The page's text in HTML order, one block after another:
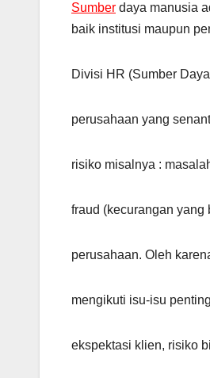
Sumber daya manusia
baik institusi maupun
Divisi HR (Sumber
perusahaan yang
risiko misalnya :
fraud (kecurangan
perusahaan. Oleh
mengikuti isu-isu
ekspektasi klien, risiko